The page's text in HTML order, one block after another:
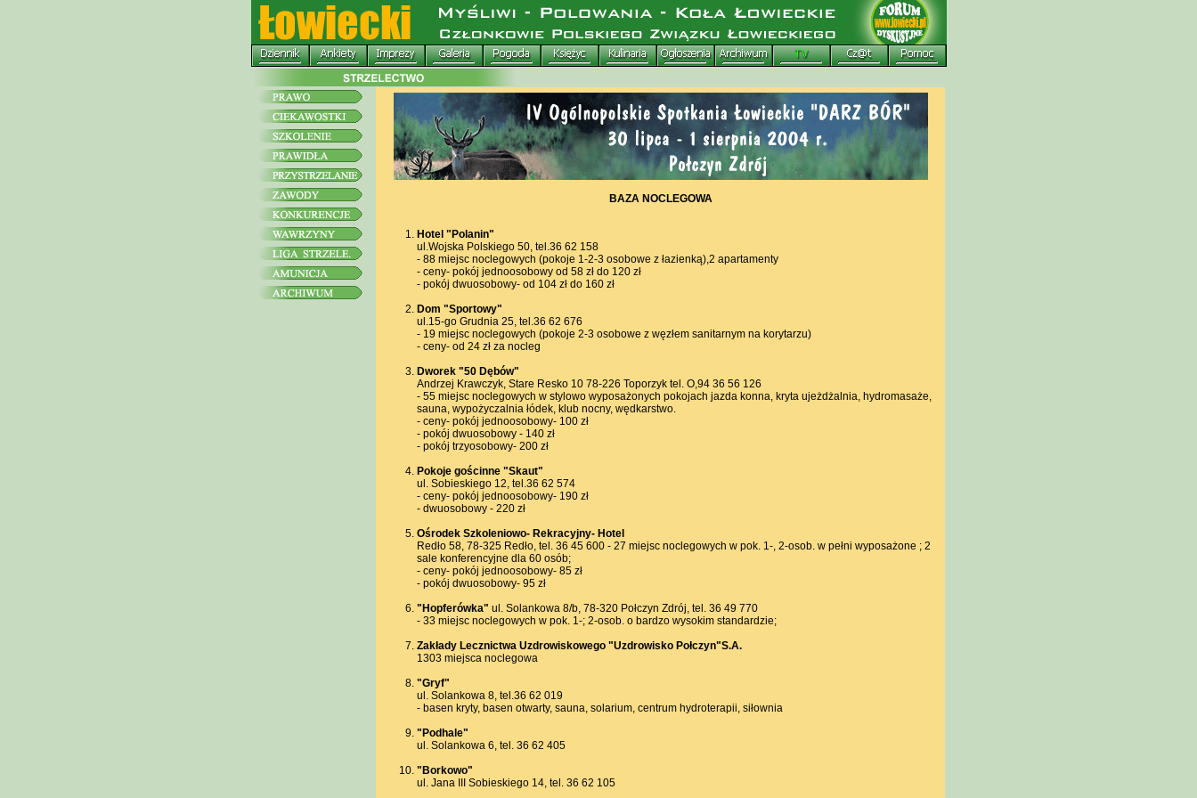
BAZA NOCLEGOWA
Hotel "Polanin"
ul.Wojska Polskiego 50, tel.36 62 158
- 88 miejsc noclegowych (pokoje 1-2-3 osobowe z łazienką),2 apartamenty
- ceny- pokój jednoosobowy od 58 zł do 120 zł
- pokój dwuosobowy- od 104 zł do 160 zł
Dom "Sportowy"
ul.15-go Grudnia 25, tel.36 62 676
- 19 miejsc noclegowych (pokoje 2-3 osobowe z węzłem sanitarnym na korytarzu)
- ceny- od 24 zł za nocleg
Dworek "50 Dębów"
Andrzej Krawczyk, Stare Resko 10 78-226 Toporzyk tel. O,94 36 56 126
- 55 miejsc noclegowych w stylowo wyposażonych pokojach jazda konna, kryta ujeżdżalnia, hydromasaże,
sauna, wypożyczalnia łódek, klub nocny, wędkarstwo.
- ceny- pokój jednoosobowy- 100 zł
- pokój dwuosobowy - 140 zł
- pokój trzyosobowy- 200 zł
Pokoje gościnne "Skaut"
ul. Sobieskiego 12, tel.36 62 574
- ceny- pokój jednoosobowy- 190 zł
- dwuosobowy - 220 zł
Ośrodek Szkoleniowo- Rekracyjny- Hotel
Redło 58, 78-325 Redło, tel. 36 45 600 - 27 miejsc noclegowych w pok. 1-, 2-osob. w pełni wyposażone ; 2
sale konferencyjne dla 60 osób;
- ceny- pokój jednoosobowy- 85 zł
- pokój dwuosobowy- 95 zł
"Hopferówka" ul. Solankowa 8/b, 78-320 Połczyn Zdrój, tel. 36 49 770
- 33 miejsc noclegowych w pok. 1-; 2-osob. o bardzo wysokim standardzie;
Zakłady Lecznictwa Uzdrowiskowego "Uzdrowisko Połczyn"S.A.
1303 miejsca noclegowa
"Gryf"
ul. Solankowa 8, tel.36 62 019
- basen kryty, basen otwarty, sauna, solarium, centrum hydroterapii, siłownia
"Podhale"
ul. Solankowa 6, tel. 36 62 405
"Borkowo"
ul. Jana III Sobieskiego 14, tel. 36 62 105